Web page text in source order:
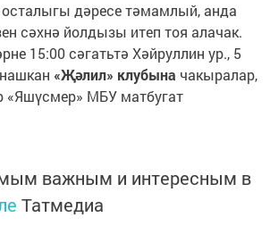
дәресе тәмамлый, анда
сәхнә йолдызы итеп тоя алачак.
15:00 сәгатьтә Хәйруллин ур., 5
«Җәлил» клубына чакыралар,
«Яшүсмер» МБУ матбугат
важным и интересным в
Татмедиа